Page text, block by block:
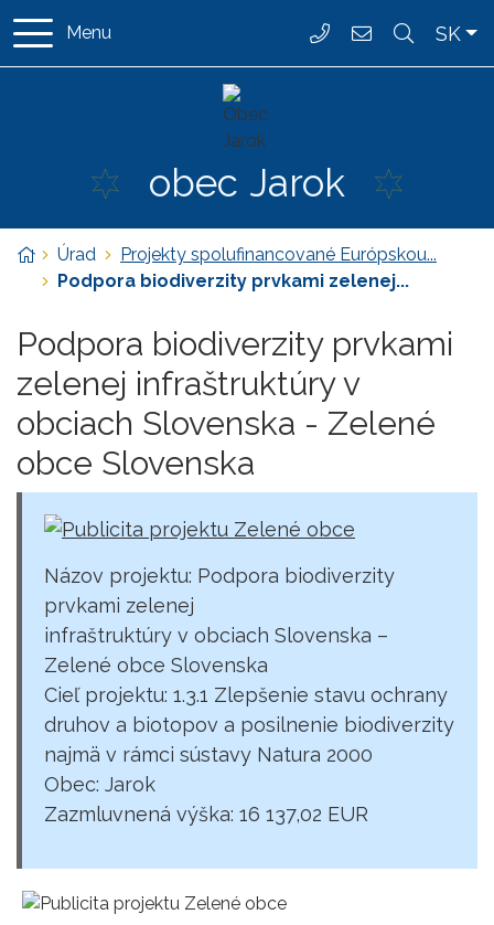
Menu
037/ 6587 162
SK
obec Jarok
Úvodná stránka
Úrad
Projekty spolufinancované Európskou...
Podpora biodiverzity prvkami zelenej...
Podpora biodiverzity prvkami
zelenej infraštruktúry v
obciach Slovenska - Zelené
obce Slovenska
Názov projektu: Podpora biodiverzity
prvkami zelenej
infraštruktúry v obciach Slovenska –
Zelené obce Slovenska
Cieľ projektu: 1.3.1 Zlepšenie stavu ochrany
druhov a biotopov a posilnenie biodiverzity
najmä v rámci sústavy Natura 2000
Obec: Jarok
Zazmluvnená výška: 16 137,02 EUR